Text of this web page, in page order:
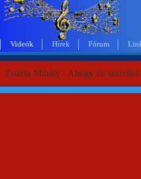
Videók Hírek Fórum
Zsuzsa Mihály - Ahogy én szeretlek